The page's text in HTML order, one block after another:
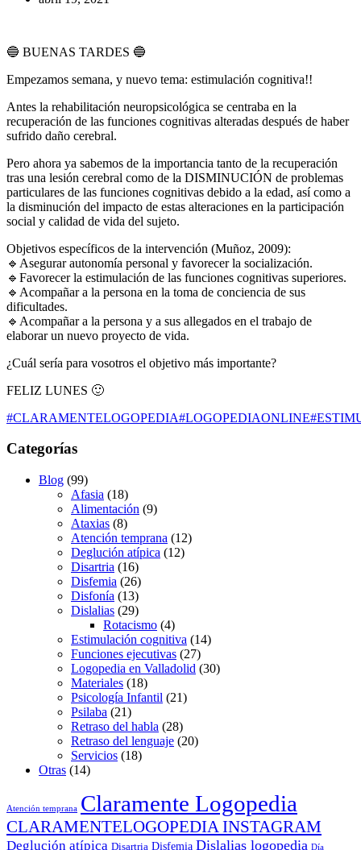
🔵 BUENAS TARDES 🔵
Empezamos semana, y nuevo tema: estimulación cognitiva!!
Antes la rehabilitación neuropsicológica se centraba en la
recuperación de las funciones cognitivas alteradas después de haber
sufrido daño cerebral.
Pero ahora ya sabemos de la importancia tanto de la recuperación
tras una lesión cerebral como de la DISMINUCIÓN de problemas
particulares de las funciones cognitivas debido a la edad, así como a
la disminución del impacto de estas alteraciones en la participación
social y calidad de vida del sujeto.
Objetivos específicos de la intervención (Muñoz, 2009):
🔹Asegurar autonomía personal y favorecer la socialización.
🔹Favorecer la estimulación de las funciones cognitivas superiores.
🔹Acompañar a la persona en la toma de conciencia de sus
dificultades.
🔹Acompañar a la persona y a sus allegados en el trabajo de
elaborar un nuevo proyecto de vida.
¿Cuál sería para vosotros el objetivo más importante?
FELIZ LUNES 🙂
#CLARAMENTELOGOPEDIA#LOGOPEDIAONLINE
Categorías
Blog (99)
Afasia (18)
Alimentación (9)
Ataxias (8)
Atención temprana (12)
Deglución atípica (12)
Disartria (16)
Disfemia (26)
Disfonía (13)
Dislalias (29)
Rotacismo (4)
Estimulación cognitiva (14)
Funciones ejecutivas (27)
Logopedia en Valladolid (30)
Materiales (18)
Psicología Infantil (21)
Psilaba (21)
Retraso del habla (28)
Retraso del lenguaje (20)
Servicios (18)
Otras (14)
Atención temprana Claramente Logopedia
CLARAMENTELOGOPEDIA INSTAGRAM
Deglución atípica Disartria Disfemia Dislalias logopedia Día